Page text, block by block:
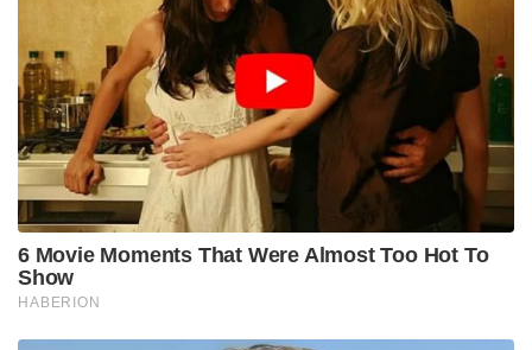
6 Movie Moments That Were Almost Too Hot To
Show
HABERION